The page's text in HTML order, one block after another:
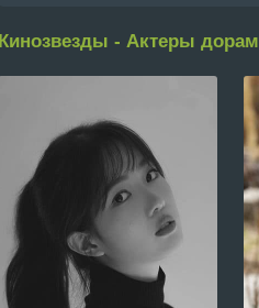
Кинозвезды - Актеры дорам